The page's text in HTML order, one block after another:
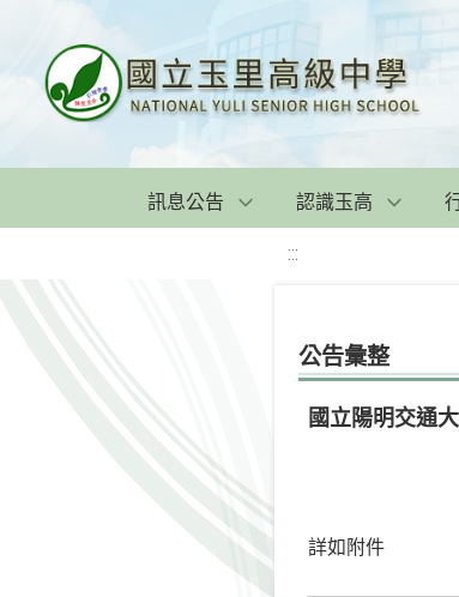
訊息公告 認識玉高
:::
公告彙整
國立陽明交通
詳如附件